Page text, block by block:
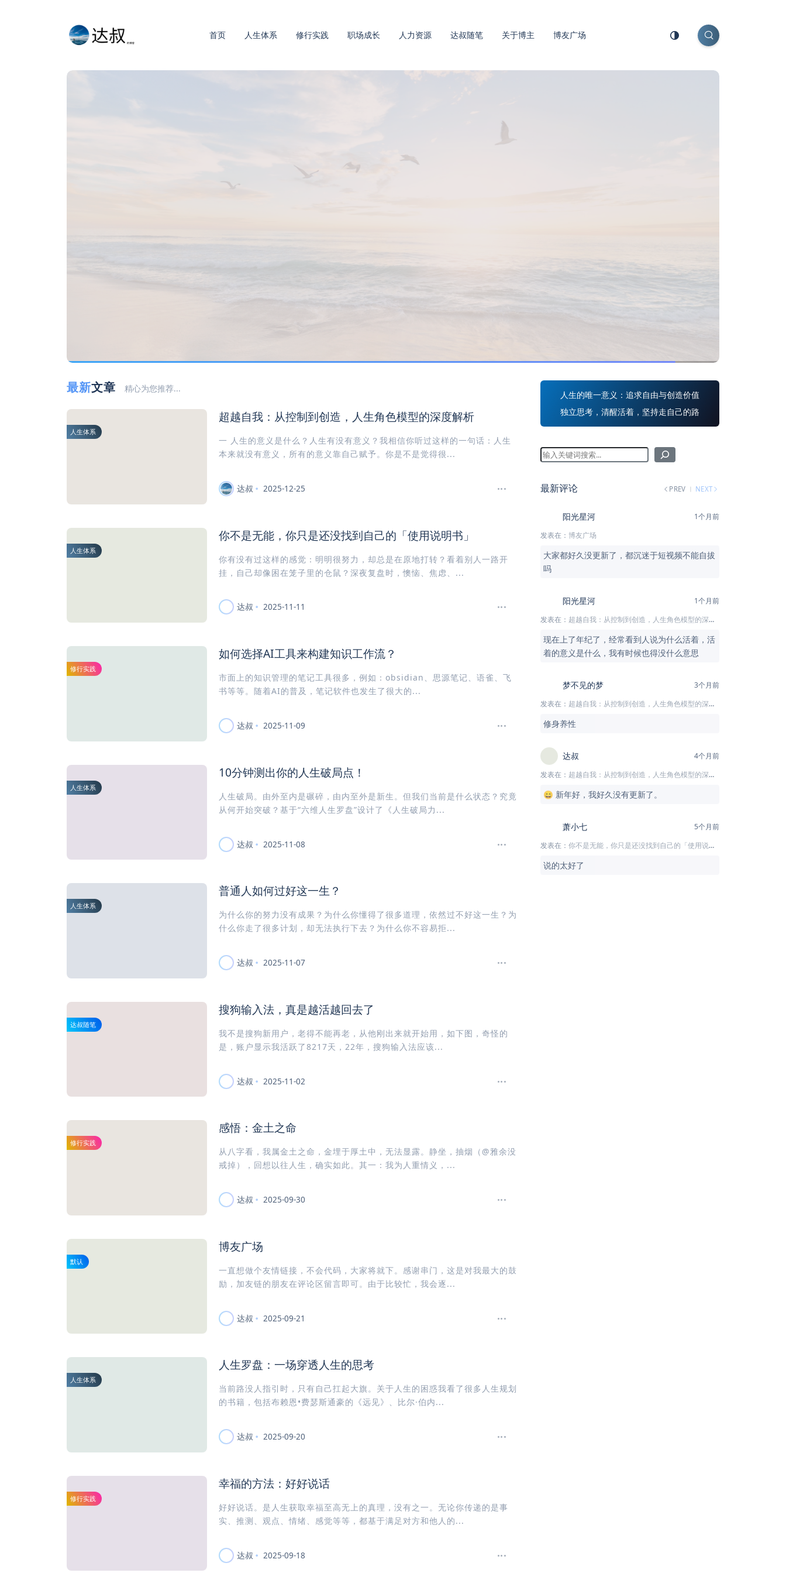
首页 人生体系 修行实践 职场成长 人力资源 达叔随笔 关于博主 博友广场
最新文章 精心为您推荐...
人生体系
超越自我：从控制到创造，人生角色模型的深度解析
一 人生的意义是什么？人生有没有意义？我相信你听过这样的一句话：人生
本来就没有意义，所有的意义靠自己赋予。你是不是觉得很...
达叔 2025-12-25
人生体系
你不是无能，你只是还没找到自己的「使用说明书」
你有没有过这样的感觉：明明很努力，却总是在原地打转？看着别人一路开
挂，自己却像困在笼子里的仓鼠？深夜复盘时，懊恼、焦虑、...
达叔 2025-11-11
修行实践
如何选择AI工具来构建知识工作流？
市面上的知识管理的笔记工具很多，例如：obsidian、思源笔记、语雀、飞
书等等。随着AI的普及，笔记软件也发生了很大的...
达叔 2025-11-09
人生体系
10分钟测出你的人生破局点！
人生破局。由外至内是碾碎，由内至外是新生。但我们当前是什么状态？究竟
从何开始突破？基于“六维人生罗盘”设计了《人生破局力...
达叔 2025-11-08
人生体系
普通人如何过好这一生？
为什么你的努力没有成果？为什么你懂得了很多道理，依然过不好这一生？为
什么你走了很多计划，却无法执行下去？为什么你不容易拒...
达叔 2025-11-07
达叔随笔
搜狗输入法，真是越活越回去了
我不是搜狗新用户，老得不能再老，从他刚出来就开始用，如下图，奇怪的
是，账户显示我活跃了8217天，22年，搜狗输入法应该...
达叔 2025-11-02
修行实践
感悟：金土之命
从八字看，我属金土之命，金埋于厚土中，无法显露。静坐，抽烟（@雅余没
戒掉），回想以往人生，确实如此。其一：我为人重情义，...
达叔 2025-09-30
默认
博友广场
一直想做个友情链接，不会代码，大家将就下。感谢串门，这是对我最大的鼓
励，加友链的朋友在评论区留言即可。由于比较忙，我会逐...
达叔 2025-09-21
人生体系
人生罗盘：一场穿透人生的思考
当前路没人指引时，只有自己扛起大旗。关于人生的困惑我看了很多人生规划
的书籍，包括布赖恩•费瑟斯通豪的《远见》、比尔·伯内...
达叔 2025-09-20
修行实践
幸福的方法：好好说话
好好说话。是人生获取幸福至高无上的真理，没有之一。无论你传递的是事
实、推测、观点、情绪、感觉等等，都基于满足对方和他人的...
达叔 2025-09-18
人生的唯一意义：追求自由与创造价值
独立思考，清醒活着，坚持走自己的路
最新评论 PREV NEXT
阳光星河
1个月前
发表在： 博友广场
大家都好久没更新了，都沉迷于短视频不能自拔
吗
阳光星河
1个月前
发表在： 超越自我：从控制到创造，人生角色模型的深度解析
现在上了年纪了，经常看到人说为什么活着，活
着的意义是什么，我有时候也得没什么意思
梦不见的梦
3个月前
发表在： 超越自我：从控制到创造，人生角色模型的深度解析
修身养性
达叔
4个月前
发表在： 超越自我：从控制到创造，人生角色模型的深度解析
😄 新年好，我好久没有更新了。
萧小七
5个月前
发表在： 你不是无能，你只是还没找到自己的「使用说明书」
说的太好了